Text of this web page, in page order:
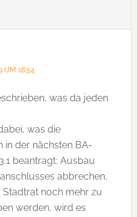
UM 18:54
was da jeden
was die
in der nächsten BA-
beantragt: Ausbau
abbrechen.
Stadtrat noch mehr zu
werden, wird es